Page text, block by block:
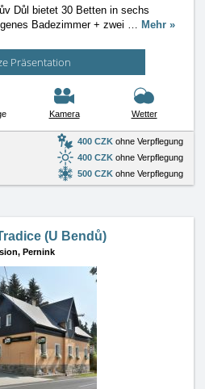
Důl bietet 30 Betten in sechs
Badezimmer + zwei … Mehr »
Präsentation
Kamera Wetter
400 CZK ohne Verpflegung
400 CZK ohne Verpflegung
500 CZK ohne Verpflegung
(U Bendů)
Pernink